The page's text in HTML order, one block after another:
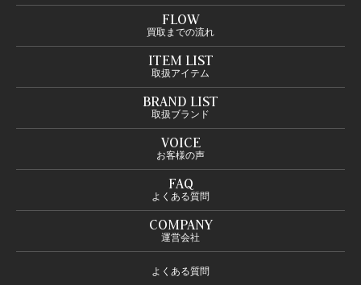
FLOW
買取までの流れ
ITEM LIST
取扱アイテム
BRAND LIST
取扱ブランド
VOICE
お客様の声
FAQ
よくある質問
COMPANY
運営会社
よくある質問